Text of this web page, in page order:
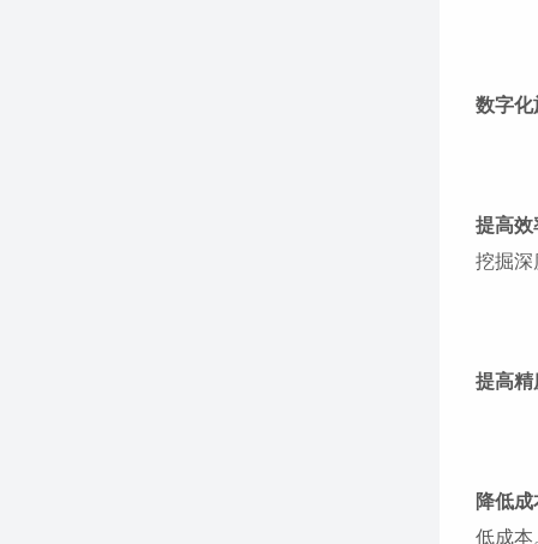
数字化
提高效
挖掘深
提高精
降低成
低成本